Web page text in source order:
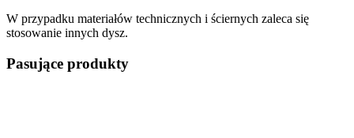
W przypadku materiałów technicznych i ściernych zaleca się
stosowanie innych dysz.
Pasujące produkty